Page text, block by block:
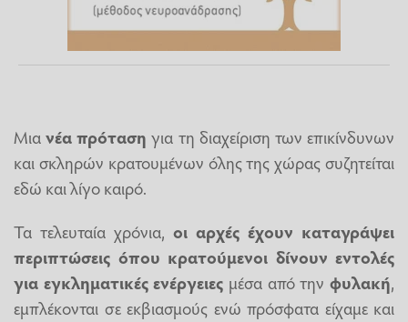
Μιανέα πρόταση για τη διαχείριση των επικίνδυνων
και σκληρών κρατουμένων όλης της χώρας συζητείται
εδώ και λίγο καιρό.
Τα τελευταία χρόνια, οι αρχές έχουν καταγράψει
περιπτώσεις όπου κρατούμενοι δίνουν εντολές
για εγκληματικές ενέργειες μέσα από τηνφυλακή,
εμπλέκονται σε εκβιασμούς ενώ πρόσφατα είχαμε και